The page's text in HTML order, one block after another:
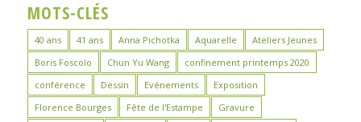
MOTS-CLÉS
40 ans 41 ans Anna Pichotka Aquarelle
Ateliers Jeunes
Boris Foscolo
Chun Yu Wang
confinement printemps 2020
conférence
Dessin Evénements
Exposition
Florence Bourges
Fête de l'Estampe
Gravure